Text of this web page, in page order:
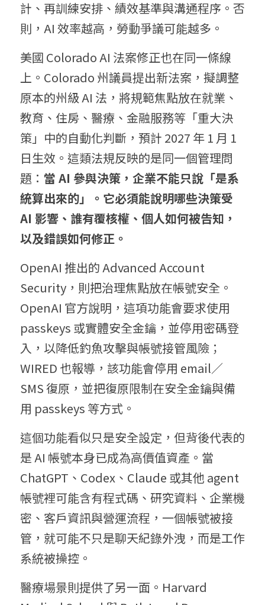
計、再訓練安排、績效基準與溝通程序。否
則，AI 效率越高，勞動爭議可能越多。
美國 Colorado AI 法案修正也在同一條線
上。Colorado 州議員提出新法案，擬調整
原本的州級 AI 法，將規範焦點放在就業、
教育、住房、醫療、金融服務等「重大決
策」中的自動化判斷，預計 2027 年 1 月 1
日生效。這類法規反映的是同一個管理問
題： 當 AI 參與決策，企業不能只說「是系
統算出來的」。它必須能說明哪些決策受
AI 影響、誰有覆核權、個人如何被告知，
以及錯誤如何修正。
OpenAI 推出的 Advanced Account
Security，則把治理焦點放在帳號安全。
OpenAI 官方說明，這項功能會要求使用
passkeys 或實體安全金鑰，並停用密碼登
入，以降低釣魚攻擊與帳號接管風險；
WIRED 也報導，該功能會停用 email／
SMS 復原，並把復原限制在安全金鑰與備
用 passkeys 等方式。
這個功能看似只是安全設定，但背後代表的
是 AI 帳號本身已成為高價值資產。當
ChatGPT、Codex、Claude 或其他 agent
帳號裡可能含有程式碼、研究資料、企業機
密、客戶資訊與營運流程，一個帳號被接
管，就可能不只是聊天紀錄外洩，而是工作
系統被操控。
醫療場景則提供了另一面。Harvard